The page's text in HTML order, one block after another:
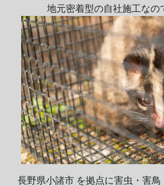
地元密着型の自社施工なの
長野県小諸市 を拠点に害虫・害